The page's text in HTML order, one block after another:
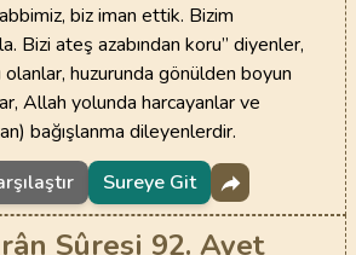
biz iman ettik. Bizim
Bizi ateş azabından koru” diyenler,
huzurunda gönülden boyun
Allah yolunda harcayanlar ve
bağışlanma dileyenlerdir.
Sureye Git
Sûresi 92. Ayet